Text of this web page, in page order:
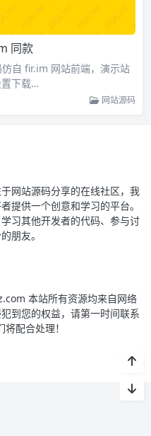
同款
自 fir.im 网站前端，演示站
下载…
网站源码
网站源码分享的在线社区，我
提供一个创意和学习的平台。
习其他开发者的代码、参与讨
朋友。
本站所有资源均来自网络
到您的权益，请第一时间联系
配合处理！